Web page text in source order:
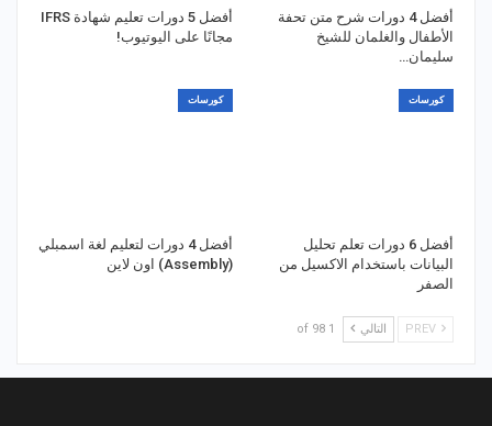
أفضل 4 دورات شرح متن تحفة
الأطفال والغلمان للشيخ
سليمان…
أفضل 5 دورات تعليم شهادة IFRS
مجانًا على اليوتيوب!
كورسات
أفضل 6 دورات تعلم تحليل
البيانات باستخدام الاكسيل من
الصفر
كورسات
أفضل 4 دورات لتعليم لغة اسمبلي
(Assembly) اون لاين
التالي 1 of 98